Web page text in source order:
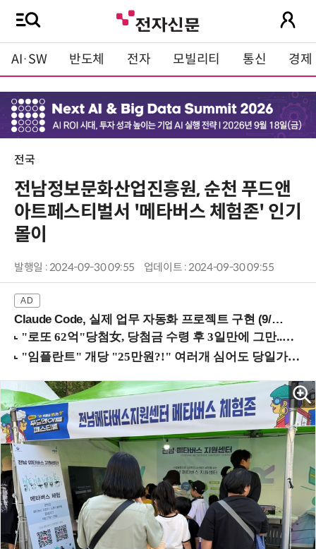
AI·SW 반도체 전자 모빌리티 통신 경제
전국
전남정보문화산업진흥원, 순천 푸드앤
아트페스티벌서 '메타버스 체험존' 인기
몰이
발행일 : 2024-09-30 09:55 업데이트 : 2024-09-30 09:55
Claude Code, 실제 업무 자동화 프로젝트 구현 (9/16 ~17 강남역)